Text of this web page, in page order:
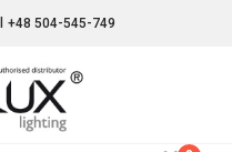
+48 504-545-749